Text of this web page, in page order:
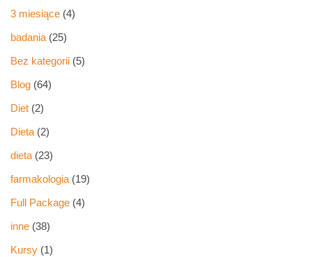
3 miesiące (4)
badania (25)
Bez kategorii (5)
Blog (64)
Diet (2)
Dieta (2)
dieta (23)
farmakologia (19)
Full Package (4)
inne (38)
Kursy (1)